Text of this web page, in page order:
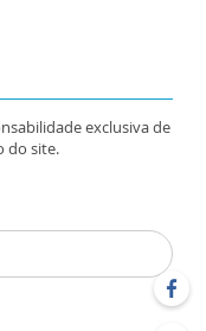
exclusiva de
do site.